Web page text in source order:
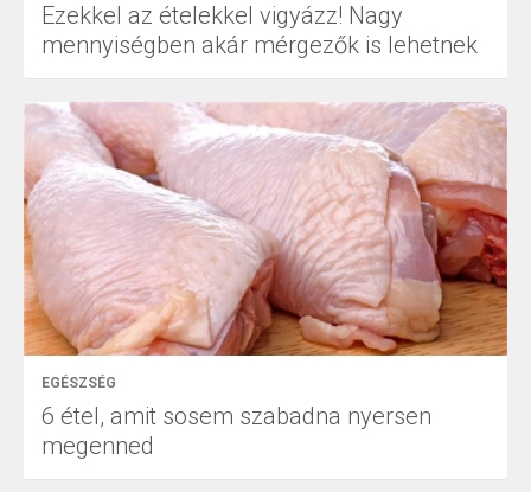
Ezekkel az ételekkel vigyázz! Nagy
mennyiségben akár mérgezők is lehetnek
EGÉSZSÉG
6 étel, amit sosem szabadna nyersen
megenned